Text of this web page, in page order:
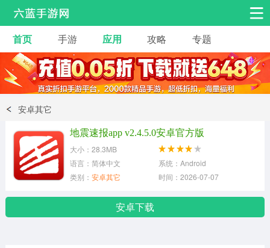
安卓手游 手游工具
热门手游 角色扮演 益智休闲
动作射击
冒险解谜
首页 手游 应用 攻略 专题
安卓其它
地震速报app v2.4.5.0安卓官方版
大小：28.3MB
语言：简体中文
系统：Android
类别： 安卓其它 时间：2026-07-07
安卓下载